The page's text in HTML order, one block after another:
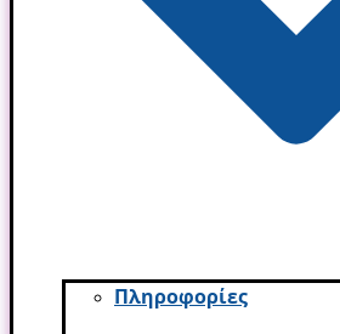
Πληροφορίες